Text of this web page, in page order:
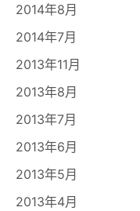
2014年8月
2014年7月
2013年11月
2013年8月
2013年7月
2013年6月
2013年5月
2013年4月